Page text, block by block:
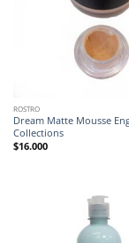
ROSTRO
Dream Matte Mousse
Collections
$16.000